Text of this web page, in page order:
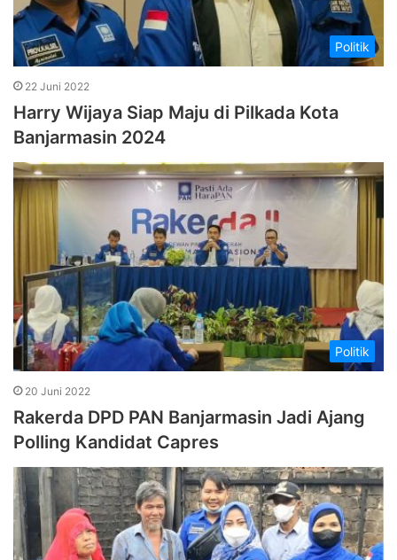
Politik
22 Juni 2022
Harry Wijaya Siap Maju di Pilkada Kota
Banjarmasin 2024
Politik
20 Juni 2022
Rakerda DPD PAN Banjarmasin Jadi Ajang
Polling Kandidat Capres